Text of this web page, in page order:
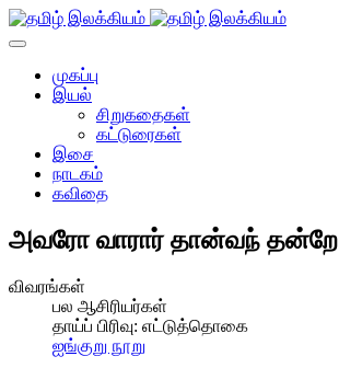
முகப்பு
இயல்
சிறுகதைகள்
கட்டுரைகள்
இசை
நாடகம்
கவிதை
அவரோ வாரார் தான்வந் தன்றே
விவரங்கள்
பல ஆசிரியர்கள்
தாய்ப் பிரிவு: எட்டுத்தொகை
ஐங்குறு நூறு